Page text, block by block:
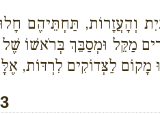
וְהָעֲזָרוֹת, תַּחְתֵּיהֶם
מַקֵּל וּמְסַבֵּךְ בְּרֹאשׁוֹ
מָקוֹם לַצְּדוֹקִים לִרְדּוֹת,